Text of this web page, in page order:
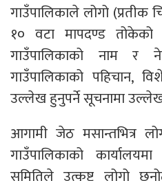
गाउँपालिकाले लोगो (प्रतीक
१० वटा मापदण्ड तोकेको
गाउँपालिकाको नाम र
गाउँपालिकाको पहिचान,
उल्लेख हुनुपर्ने सूचनामा
आगामी जेठ मसान्तभित्र
गाउँपालिकाको